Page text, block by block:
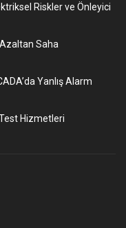
Riskler ve Önleyici
Saha
Yanlış Alarm
Hizmetleri